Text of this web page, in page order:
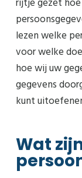
rijtje gezet
lezen welke
voor welke
hoe wij uw
gegevens
kunt
Wat